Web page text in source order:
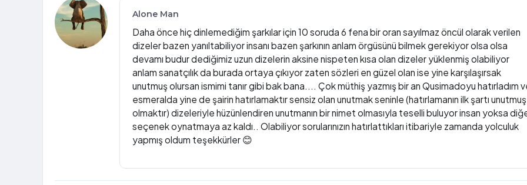
Alone Man
Daha önce hiç dinlemediğim şarkılar için 10 soruda 6 fena bir oran sayılmaz öncül olarak verilen
dizeler bazen yanıltabiliyor insanı bazen şarkının anlam örgüsünü bilmek gerekiyor olsa olsa
devamı budur dediğimiz uzun dizelerin aksine nispeten kısa olan dizeler yüklenmiş olabiliyor
anlam sanatçılık da burada ortaya çıkıyor zaten sözleri en güzel olan ise yine karşılaşırsak
unutmuş olursan ismimi tanır gibi bak bana.... Çok müthiş yazmış bir an Qusimadoyu hatırladım
esmeralda yine de şairin hatırlamaktır sensiz olan unutmak seninle (hatırlamanın ilk şartı unutmuş
olmaktır) dizeleriyle hüzünlendiren unutmanın bir nimet olmasıyla teselli buluyor insan yoksa
seçenek oynatmaya az kaldı.. Olabiliyor sorularınızın hatırlattıkları itibariyle zamanda yolculuk
yapmış oldum teşekkürler 😊